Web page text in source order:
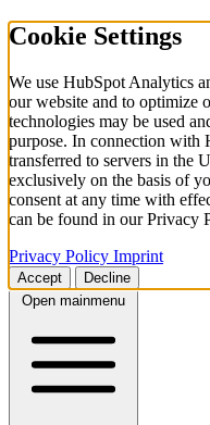
Cookie Settings
We use HubSpot Analytics
our website and to optimize
technologies may be used
purpose. In connection with
transferred to servers in the
exclusively on the basis of
consent at any time with
can be found in our Privacy
Privacy Policy Imprint
Accept
Decline
Open mainmenu